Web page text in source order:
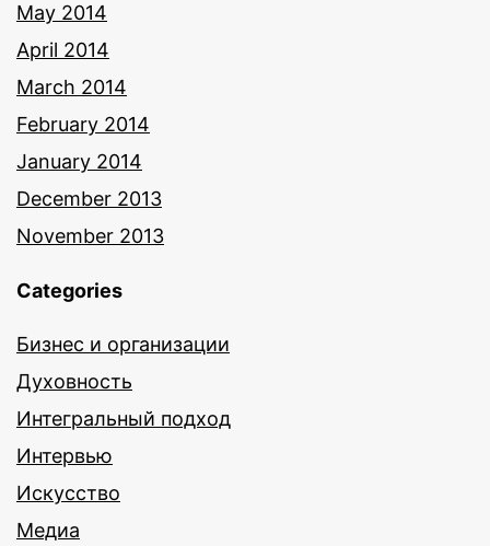
May 2014
April 2014
March 2014
February 2014
January 2014
December 2013
November 2013
Categories
Бизнес и организации
Духовность
Интегральный подход
Интервью
Искусство
Медиа